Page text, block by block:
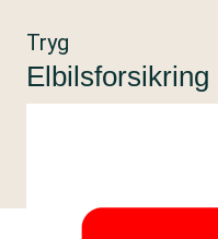
Tryg
Elbilsforsikring